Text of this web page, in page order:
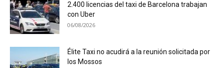
2.400 licencias del taxi de Barcelona trabajan
con Uber
06/08/2026
Élite Taxi no acudirá a la reunión solicitada por
los Mossos